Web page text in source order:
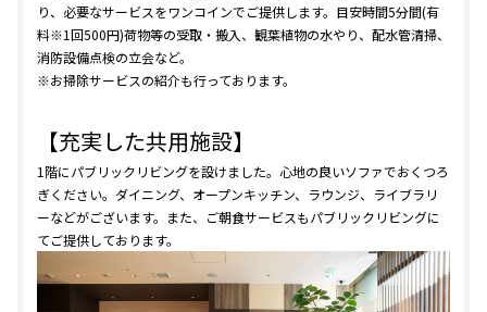
り、必要なサービスをワンコインでご提供します。目安時間5分間(有
料※1回500円)荷物等の受取・搬入、観葉植物の水やり、配水管清掃、
消防設備点検の立会など。
※お掃除サービスの紹介も行っております。
【充実した共用施設】
1階にパブリックリビングを設けました。心地の良いソファでおくつろ
ぎください。ダイニング、オープンキッチン、ラウンジ、ライブラリ
ーなどがございます。また、ご朝食サービスもパブリックリビングに
てご提供しております。